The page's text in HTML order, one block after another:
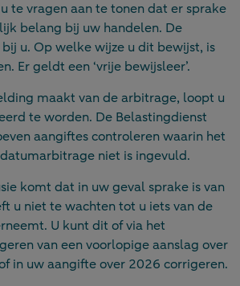
te vragen aan te tonen dat er sprake
belang bij uw handelen. De
u. Op welke wijze u dit bewijst, is
Er geldt een ‘vrije bewijsleer’.
maakt van de arbitrage, loopt u
te worden. De Belastingdienst
aangiftes controleren waarin het
niet is ingevuld.
komt dat in uw geval sprake is van
u niet te wachten tot u iets van de
U kunt dit of via het
van een voorlopige aanslag over
in uw aangifte over 2026 corrigeren.